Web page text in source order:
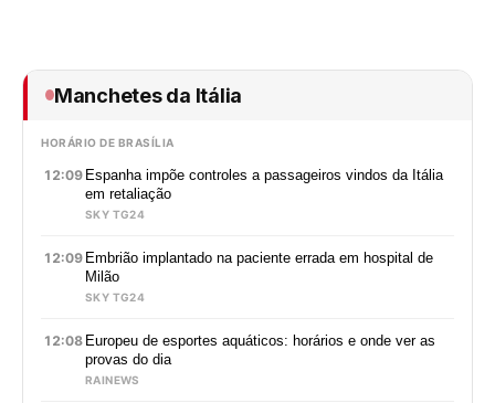
Manchetes da Itália
HORÁRIO DE BRASÍLIA
12:09 Espanha impõe controles a passageiros vindos da Itália
em retaliação
SKY TG24
12:09 Embrião implantado na paciente errada em hospital de
Milão
SKY TG24
12:08 Europeu de esportes aquáticos: horários e onde ver as
provas do dia
RAINEWS